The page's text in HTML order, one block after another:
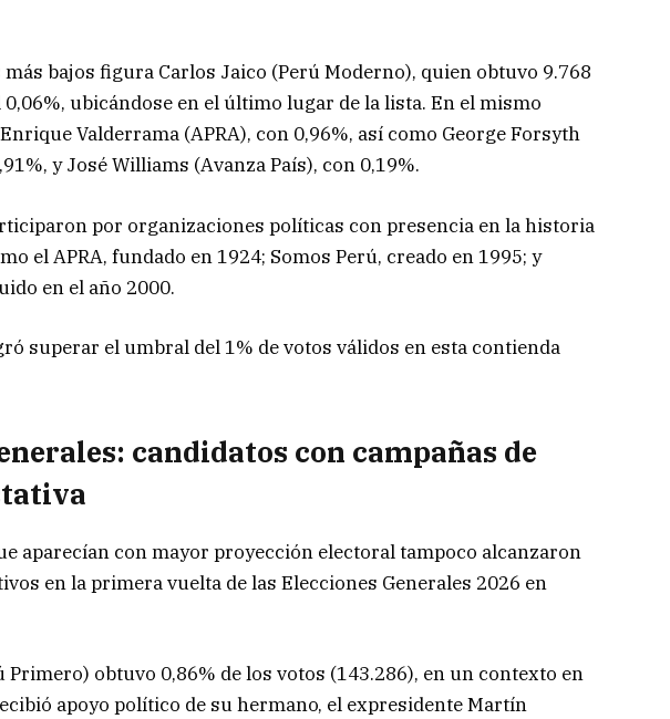
bajos figura Carlos Jaico (Perú Moderno), quien obtuvo 9.768
ubicándose en el último lugar de la lista. En el mismo
Valderrama (APRA), con 0,96%, así como George Forsyth
y José Williams (Avanza País), con 0,19%.
por organizaciones políticas con presencia en la historia
elAPRA, fundado en 1924; Somos Perú, creado en 1995; y
en el año 2000.
superar el umbral del 1% de votos válidos en esta contienda
candidatos con campañas de
aparecían con mayor proyección electoral tampoco alcanzaron
en la primera vuelta de las Elecciones Generales 2026 en
Primero) obtuvo 0,86% de los votos (143.286), en un contexto en
apoyo político de su hermano, el expresidenteMartín